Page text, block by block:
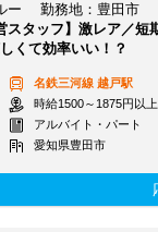
ー 勤務地：豊田市
スタッフ】激レア／短
くて効率いい！？
名鉄三河線 越戸駅
時給1500～1875円以
アルバイト・パート
愛知県豊田市